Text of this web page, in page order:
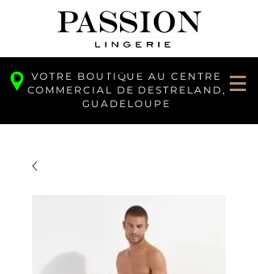
VOTRE BOUTIQUE AU CENTRE
COMMERCIAL DE DESTRELAND,
GUADELOUPE